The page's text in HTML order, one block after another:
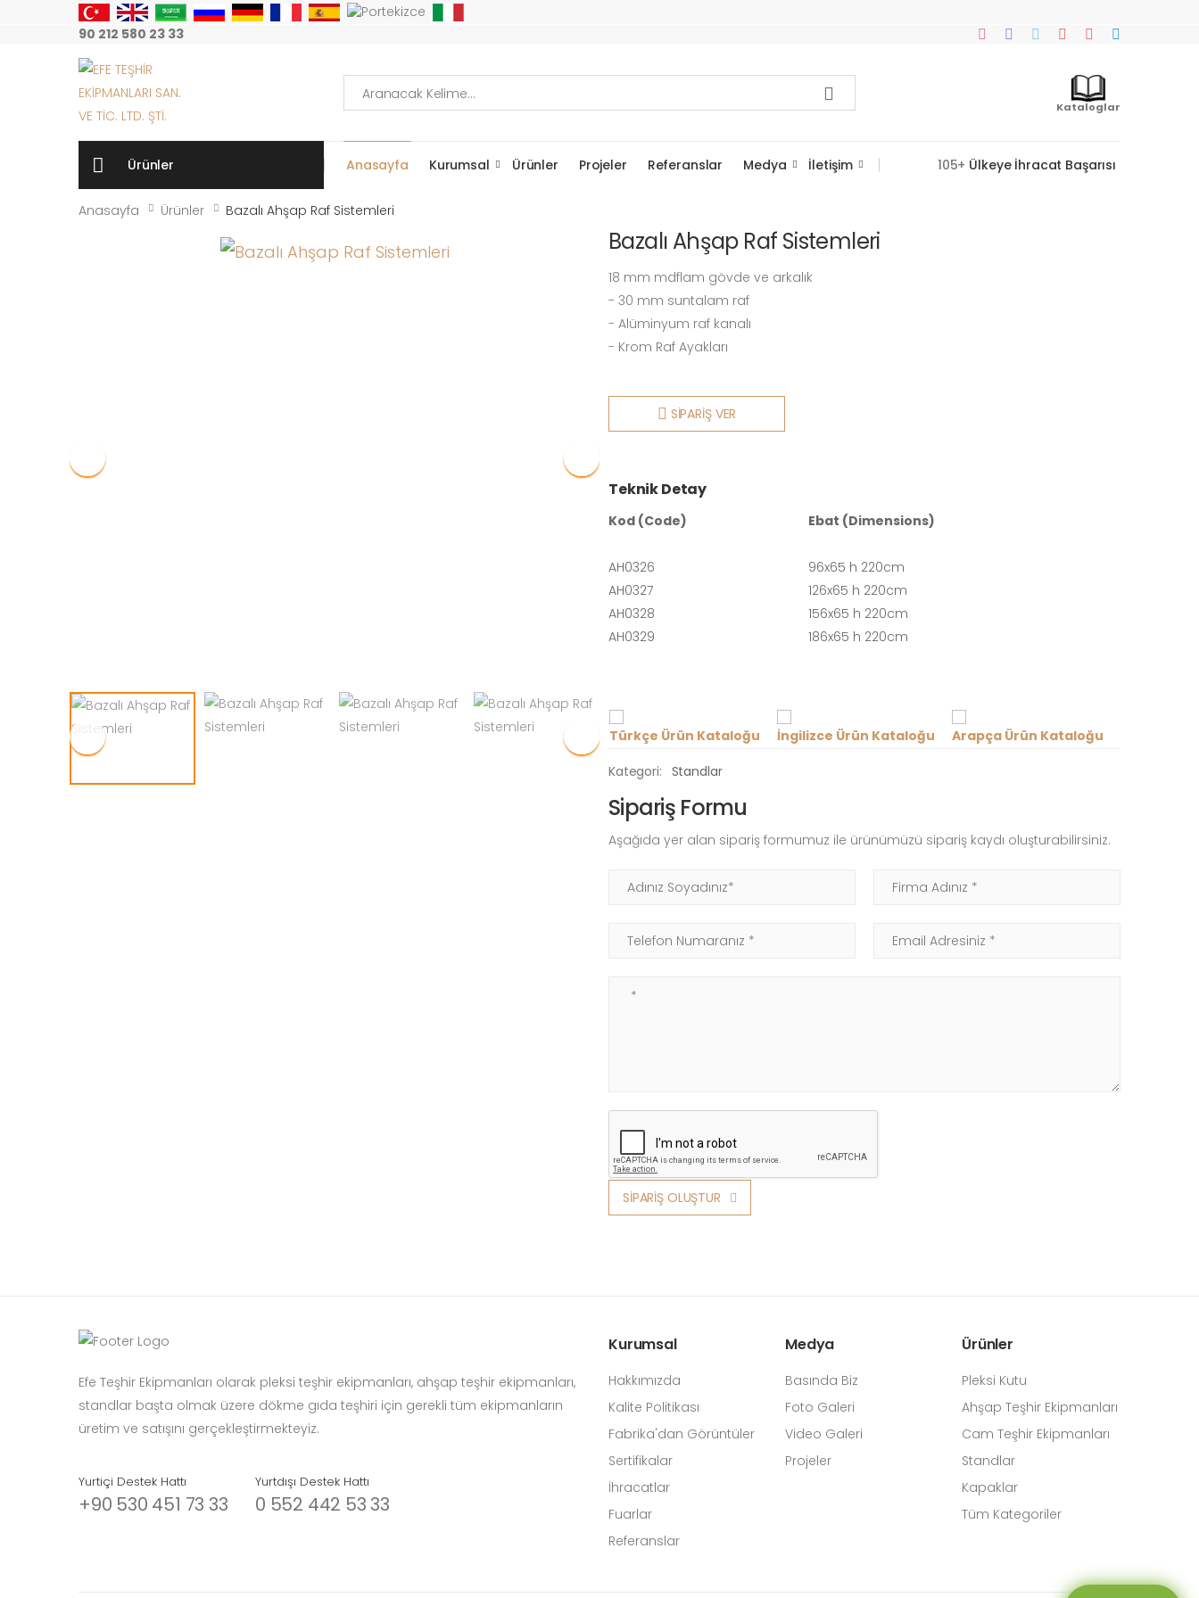
90 212 580 23 33
Kataloglar
Ürünler Anasayfa Kurumsal Ürünler Projeler Referanslar Medya İletişim 105+ Ülkeye İhracat Başarısı
Anasayfa Ürünler Bazalı Ahşap Raf Sistemleri
Bazalı Ahşap Raf Sistemleri
18 mm mdflam gövde ve arkalık
- 30 mm suntalam raf
- Alüminyum raf kanalı
- Krom Raf Ayakları
SİPARİŞ VER
Teknik Detay
Kod (Code) Ebat (Dimensions)
AH0326
96x65 h 220cm
AH0327
126x65 h 220cm
AH0328
156x65 h 220cm
AH0329
186x65 h 220cm
Türkçe Ürün Kataloğu İngilizce Ürün Kataloğu
Arapça Ürün Kataloğu
Kategori: Standlar
Sipariş Formu
Aşağıda yer alan sipariş formumuz ile ürünümüzü sipariş kaydı oluşturabilirsiniz.
Adınız Soyadınız Firma Adınız
Telefon Numaranız Email Adresiniz
SİPARİŞ OLUŞTUR
Efe Teşhir Ekipmanları olarak pleksi teşhir ekipmanları, ahşap teşhir ekipmanları,
standlar başta olmak üzere dökme gıda teşhiri için gerekli tüm ekipmanların
üretim ve satışını gerçekleştirmekteyiz.
Yurtiçi Destek Hattı
+90 530 451 73 33
Yurtdışı Destek Hattı
0 552 442 53 33
Kurumsal
Hakkımızda
Kalite Politikası
Fabrika'dan Görüntüler
Sertifikalar
İhracatlar
Fuarlar
Referanslar
Medya
Basında Biz
Foto Galeri
Video Galeri
Projeler
Ürünler
Pleksi Kutu
Ahşap Teşhir Ekipmanları
Cam Teşhir Ekipmanları
Standlar
Kapaklar
Tüm Kategoriler